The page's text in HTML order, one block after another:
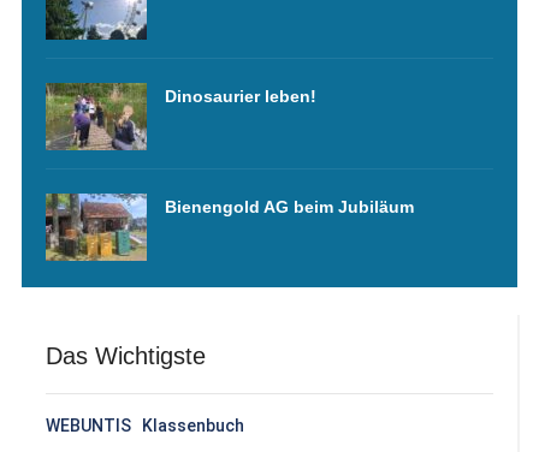
Dinosaurier leben!
Bienengold AG beim Jubiläum
Das Wichtigste
WEBUNTIS Klassenbuch